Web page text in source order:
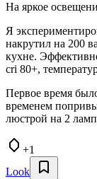
На яркое
Я
накрутил на 200
кухне.
cri 80+,
Первое время
временем
люстрой на 2
+1
Look